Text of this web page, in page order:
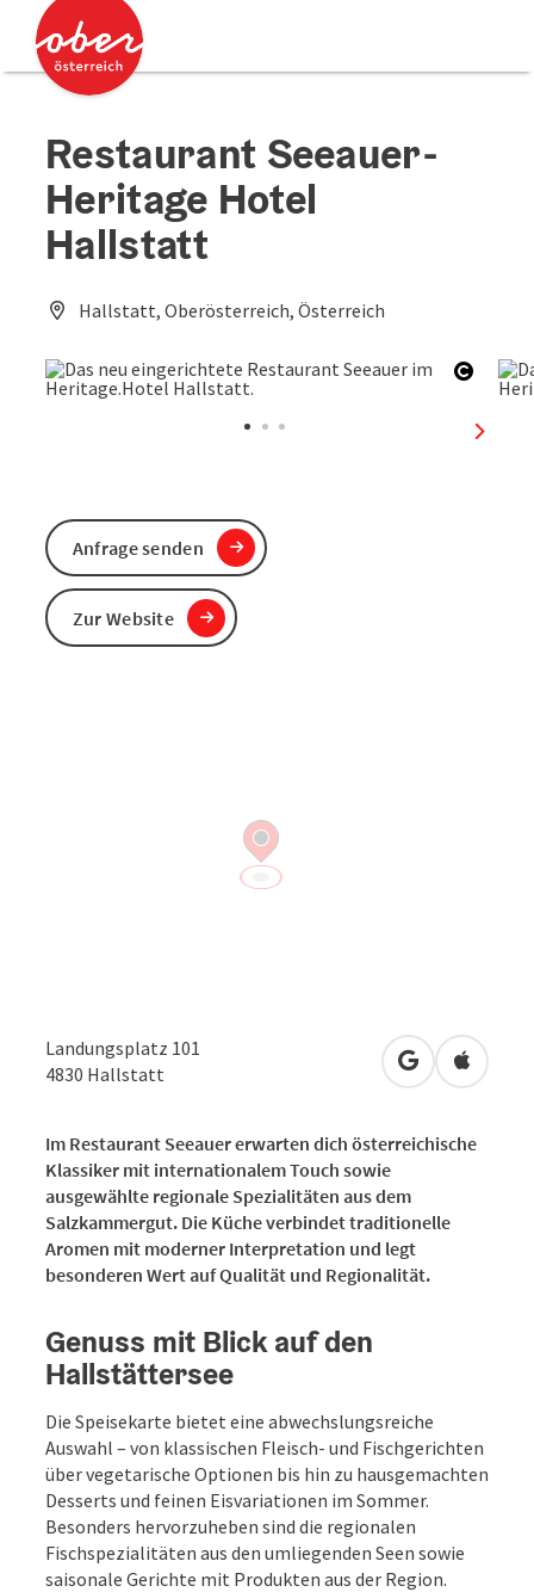
Zum Inhalt
Zum Seitenanfang
Restaurant Seeauer-
Heritage Hotel
Hallstatt
Hallstatt, Oberösterreich, Österreich
Landungsplatz 101
4830 Hallstatt in Google
in
Im Restaurant Seeauer erwarten dich österreichische
Klassiker mit internationalem Touch sowie
ausgewählte regionale Spezialitäten aus dem
Salzkammergut. Die Küche verbindet traditionelle
Aromen mit moderner Interpretation und legt
besonderen Wert auf Qualität und Regionalität.
Genuss mit Blick auf den
Hallstättersee
Die Speisekarte bietet eine abwechslungsreiche
Auswahl – von klassischen Fleisch- und Fischgerichten
über vegetarische Optionen bis hin zu hausgemachten
Desserts und feinen Eisvariationen im Sommer.
Besonders hervorzuheben sind die regionalen
Fischspezialitäten aus den umliegenden Seen sowie
saisonale Gerichte mit Produkten aus der Region.
Anfrage senden
Zur Website